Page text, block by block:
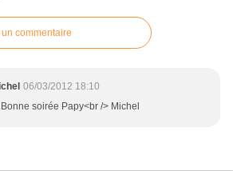
commentaire
06/03/2012 18:10
soirée Papy<br /> Michel